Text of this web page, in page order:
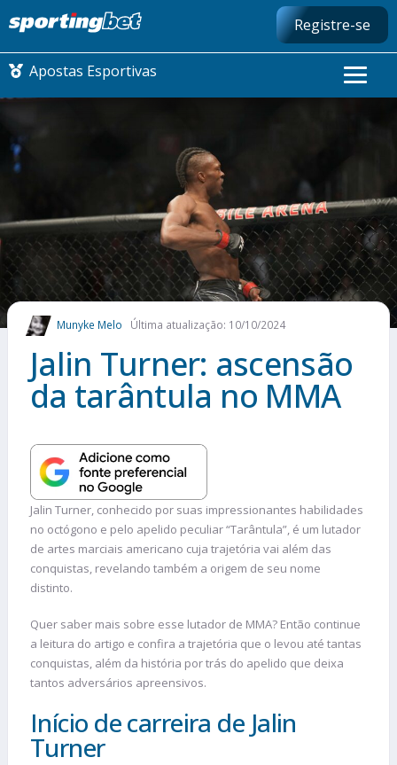
Registre-se
Apostas Esportivas
CONMEBOL LIBERTADORES
FUTEBOL NACIONAL
FUTEBOL INTERNACIONAL
COMO APOSTAR
MAIS ESPORTES
Munyke Melo Última atualização: 10/10/2024
Jalin Turner: ascensão
da tarântula no MMA
Jalin Turner, conhecido por suas impressionantes habilidades
no octógono e pelo apelido peculiar “Tarântula”, é um lutador
de artes marciais americano cuja trajetória vai além das
conquistas, revelando também a origem de seu nome
distinto.
Quer saber mais sobre esse lutador de MMA? Então continue
a leitura do artigo e confira a trajetória que o levou até tantas
conquistas, além da história por trás do apelido que deixa
tantos adversários apreensivos.
Início de carreira de Jalin
Turner